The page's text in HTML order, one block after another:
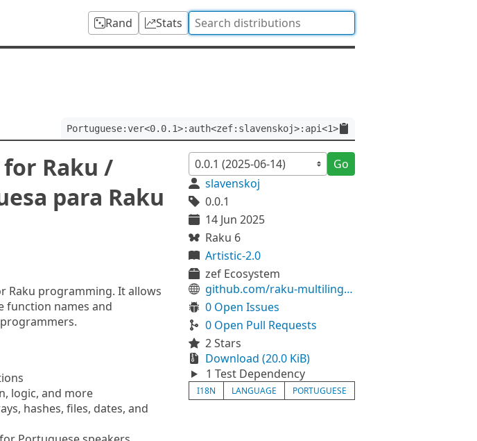
Rand Stats
Portuguese:ver<0.0.1>:auth<zef:slavenskoj>:api<1>
Raku /
para Raku
Raku programming. It allows
function names and
logic, and more
hashes, files, dates, and
Go
slavenskoj
0.0.1
14 Jun 2025
Raku 6
Artistic-2.0
zef Ecosystem
github.com/raku-multilingual/raku-portuguese
0 Open Issues
0 Open Pull Requests
2 Stars
Download (20.0 KiB)
1 Test Dependency
I18N LANGUAGE PORTUGUESE